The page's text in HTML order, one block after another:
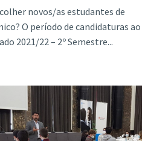
novos/as estudantes de
O período de candidaturas ao
2021/22 – 2º Semestre...